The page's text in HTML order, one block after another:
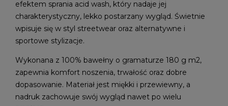
efektem sprania acid wash, który nadaje jej
charakterystyczny, lekko postarzany wygląd. Świetnie
wpisuje się w styl streetwear oraz alternatywne i
sportowe stylizacje.
Wykonana z 100% bawełny o gramaturze 180 g m2,
zapewnia komfort noszenia, trwałość oraz dobre
dopasowanie. Materiał jest miękki i przewiewny, a
nadruk zachowuje swój wygląd nawet po wielu